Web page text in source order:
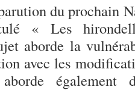
du prochain
« Les
aborde la
avec les
également